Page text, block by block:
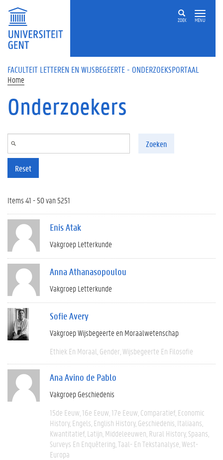
Overslaan en naar de inhoud gaan
ZOEK MENU
FACULTEIT LETTEREN EN WIJSBEGEERTE - ONDERZOEKSPORTAAL
Home
Onderzoekers
Zoeken
Reset
Items 41 - 50 van 5251
Enis Atak
Vakgroep Letterkunde
Anna Athanasopoulou
Vakgroep Letterkunde
Sofie Avery
Vakgroep Wijsbegeerte en Moraalwetenschap
Ethiek En Moraal Gender Wijsbegeerte En Filosofie
Ana Avino de Pablo
Vakgroep Geschiedenis
15de Eeuw 16e Eeuw 17e Eeuw Comparatief Economic
History Engels English History Geschiedenis Italiaans
Kwantitatief Latijn Middeleeuwen Rural History Spaans
Surveys En Enquêtering Taal- En Tekstanalyse West-
Europa